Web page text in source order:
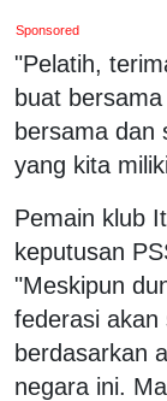
Sponsored
"Pelatih,
buat
bersama dan
yang kita
Pemain klub
keputusan
"Meskipun
federasi akan
berdasarkan
negara ini.